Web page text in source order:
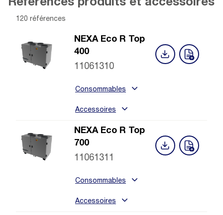
Références produits et accessoires
120 références
NEXA Eco R Top
400
11061310
Consommables
Accessoires
NEXA Eco R Top
700
11061311
Consommables
Accessoires